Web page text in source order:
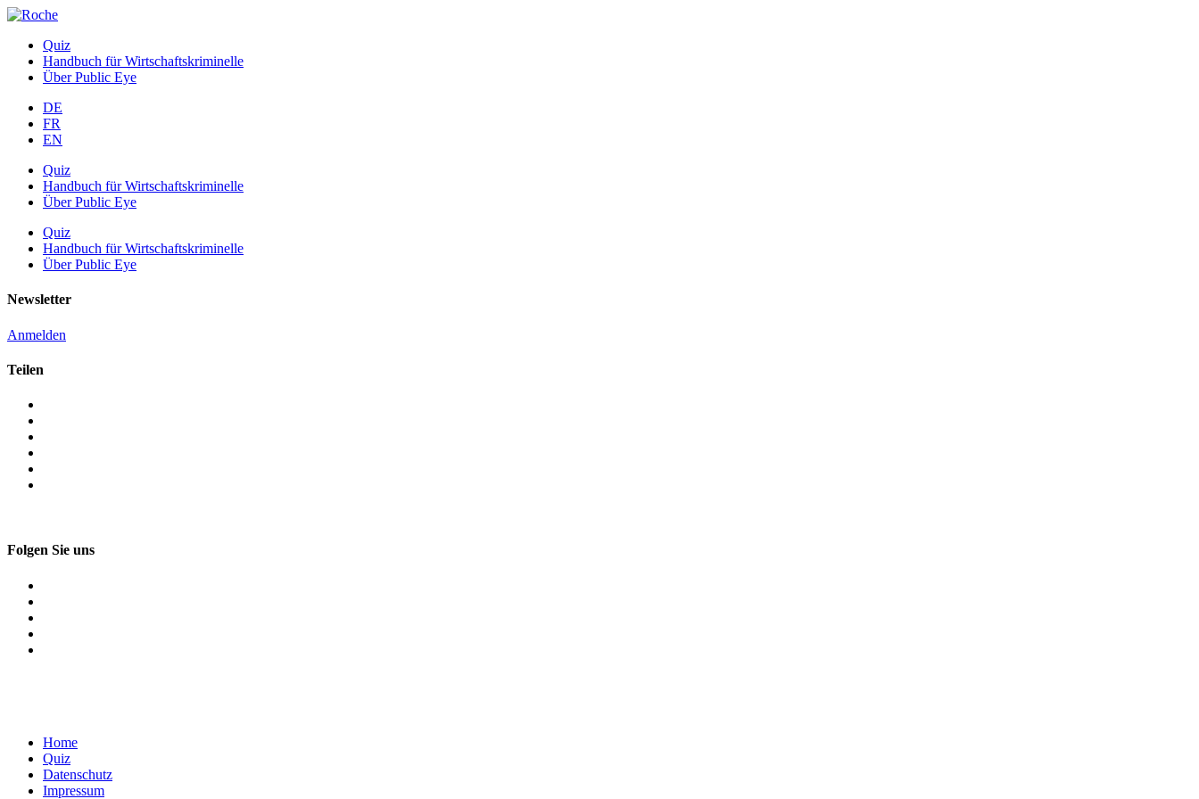
Quiz
Handbuch für Wirtschaftskriminelle
Über Public Eye
DE
FR
EN
Quiz
Handbuch für Wirtschaftskriminelle
Über Public Eye
Quiz
Handbuch für Wirtschaftskriminelle
Über Public Eye
Newsletter
Anmelden
Teilen
Folgen Sie uns
Home
Quiz
Datenschutz
Impressum